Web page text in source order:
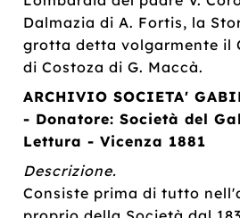
Dalmazia di A. Fortis, la
grotta detta volgarmente il
di Costoza di G. Maccà.
ARCHIVIO SOCIETA'
- Donatore: Società del
Lettura - Vicenza 1881
Descrizione.
Consiste prima di tutto